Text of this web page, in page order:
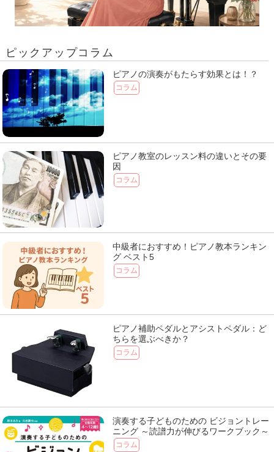
ピックアップコラム
ピアノの演奏がもたらす効果とは！？
コラム
ピアノ教室のレッスン料の違いとその要
因
コラム
中級者におすすめ！ピアノ教本ランキン
グ ベスト5
コラム
ピアノ補助ペダルとアシストペダル：ど
ちらを選ぶべきか？
コラム
演奏する子どものための ビジョントレー
ニング ～読譜力が伸びるワークブック～
コラム